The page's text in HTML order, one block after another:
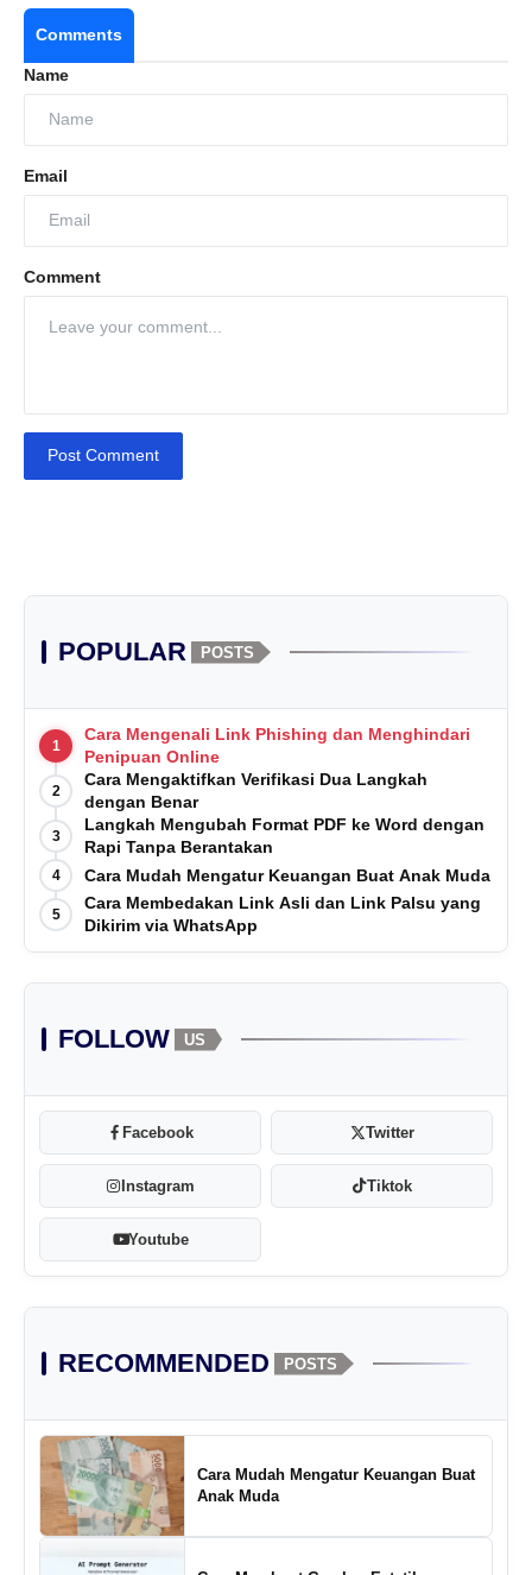
Comments
Name
Email
Comment
Post Comment
POPULAR POSTS
1
Cara Mengenali Link Phishing dan Menghindari
Penipuan Online
2
Cara Mengaktifkan Verifikasi Dua Langkah
dengan Benar
3
Langkah Mengubah Format PDF ke Word dengan
Rapi Tanpa Berantakan
4 Cara Mudah Mengatur Keuangan Buat Anak Muda
5
Cara Membedakan Link Asli dan Link Palsu yang
Dikirim via WhatsApp
FOLLOW US
Facebook Twitter
Instagram Tiktok
Youtube
RECOMMENDED POSTS
Cara Mudah Mengatur Keuangan Buat
Anak Muda